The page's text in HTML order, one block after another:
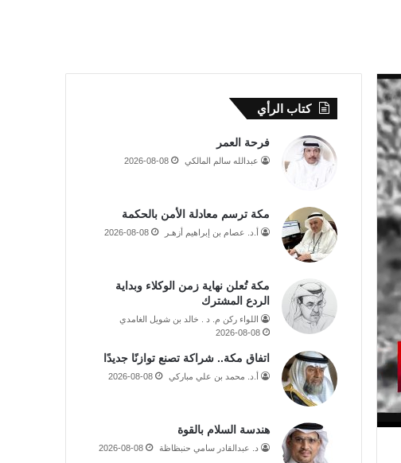
كتاب الرأي
فرحة العمر
عبدالله سالم المالكي 2026-08-08
مكة ترسم معادلة الأمن بالحكمة
أ.د. عصام بن إبراهيم أزهـر 2026-08-08
مكة تُعلن نهاية زمن الوكلاء وبداية
الردع المشترك
اللواء ركن م. د . خالد بن شويل الغامدي
2026-08-08
اتفاق مكة.. شراكة تصنع توازنًا جديدًا
أ.د. محمد بن علي مباركي 2026-08-08
هندسة السلام بالقوة
د. عبدالقادر سامي حنبظاظة 2026-08-08